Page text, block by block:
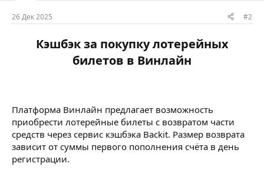
26 Дек 2025 #2
Кэшбэк за покупку лотерейных
билетов в Винлайн​
Платформа Винлайн предлагает возможность
приобрести лотерейные билеты с возвратом части
средств через сервис кэшбэка Backit. Размер возврата
зависит от суммы первого пополнения счёта в день
регистрации.